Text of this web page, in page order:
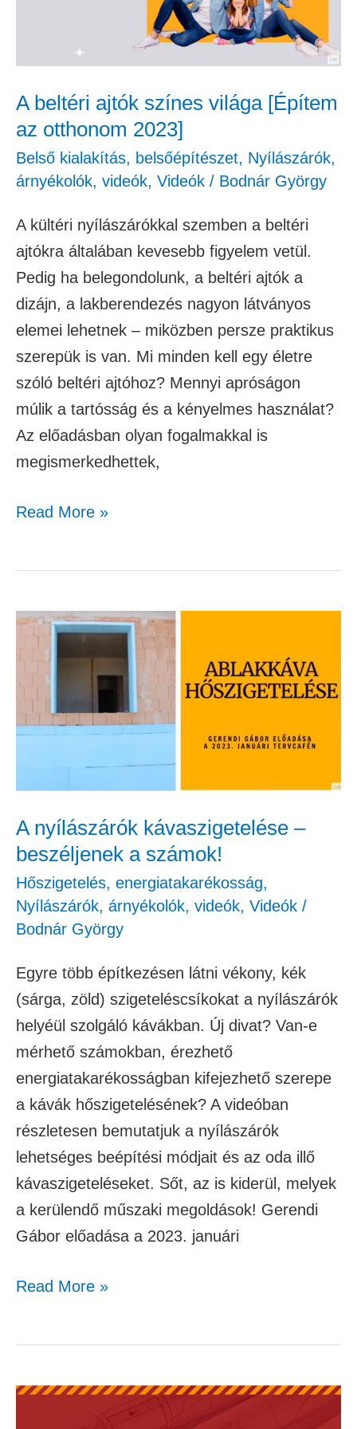
A beltéri ajtók színes világa [Építem
az otthonom 2023]
Belső kialakítás, belsőépítészet, Nyílászárók,
árnyékolók, videók, Videók / Bodnár György
A kültéri nyílászárókkal szemben a beltéri
ajtókra általában kevesebb figyelem vetül.
Pedig ha belegondolunk, a beltéri ajtók a
dizájn, a lakberendezés nagyon látványos
elemei lehetnek – miközben persze praktikus
szerepük is van. Mi minden kell egy életre
szóló beltéri ajtóhoz? Mennyi apróságon
múlik a tartósság és a kényelmes használat?
Az előadásban olyan fogalmakkal is
megismerkedhettek,
2023]
Read More »
A nyílászárók kávaszigetelése –
beszéljenek a számok!
Hőszigetelés, energiatakarékosság,
Nyílászárók, árnyékolók, videók, Videók /
Bodnár György
Egyre több építkezésen látni vékony, kék
(sárga, zöld) szigeteléscsíkokat a nyílászárók
helyéül szolgáló kávákban. Új divat? Van-e
mérhető számokban, érezhető
energiatakarékosságban kifejezhető szerepe
a kávák hőszigetelésének? A videóban
részletesen bemutatjuk a nyílászárók
lehetséges beépítési módjait és az oda illő
kávaszigeteléseket. Sőt, az is kiderül, melyek
a kerülendő műszaki megoldások! Gerendi
Gábor előadása a 2023. januári
A
nyílászárók
kávaszigetelése
beszéljenek
Read More »
Építkezők